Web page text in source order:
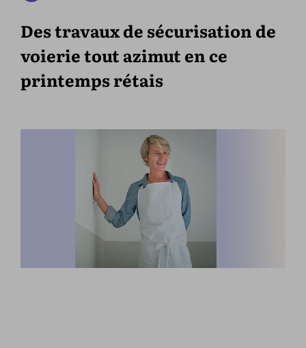
Des travaux de sécurisation de
voierie tout azimut en ce
printemps rétais